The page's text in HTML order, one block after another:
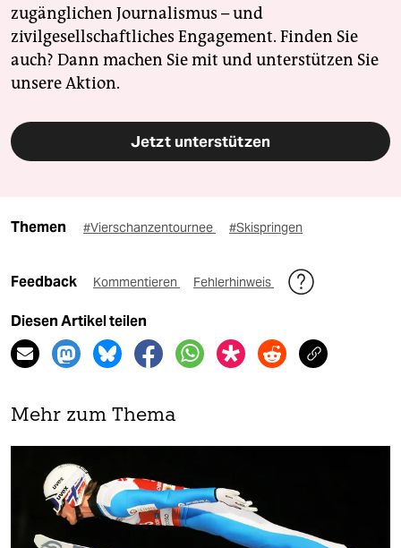
zugänglichen Journalismus – und
zivilgesellschaftliches Engagement. Finden Sie
auch? Dann machen Sie mit und unterstützen Sie
unsere Aktion.
Jetzt unterstützen
Themen #Vierschanzentournee #Skispringen
Feedback Kommentieren Fehlerhinweis
Diesen Artikel teilen
Mehr zum Thema